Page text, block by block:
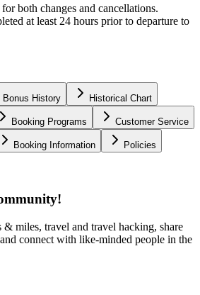
both changes and cancellations.
at least 24 hours prior to departure to
Bonus History Historical Chart
Booking Programs Customer Service
Booking Information Policies
& miles, travel and travel hacking, share
connect with like-minded people in the